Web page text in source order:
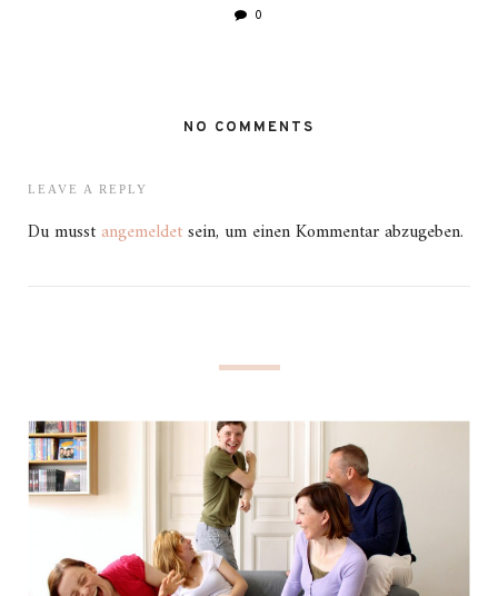
0
NO COMMENTS
LEAVE A REPLY
Du musst angemeldetsein, um einen Kommentar abzugeben.